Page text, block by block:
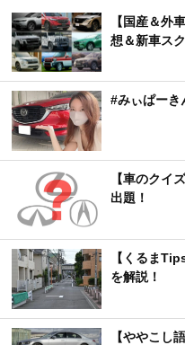
【国産＆外
想＆新車ス
#みぃぱーき
【車のクイ
出題！
【くるま
を解説！
【ややこし